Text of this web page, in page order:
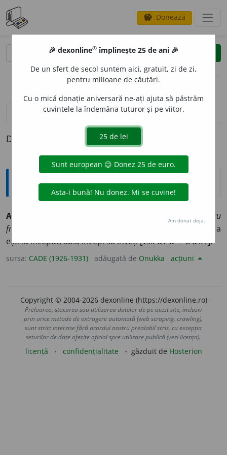
savings Donează
clear
opțiuni
definiții (1)
Definiția cu ID-ul 1334825:
Explicative DEX
AZB
slovele azbuchilor feace cu
fratele său, cu svîntul Chiril
~, abia
ești la început, abia începi să înveți [vsl. azŭ+buki].
sursa: CADE (1926-1931) adăugată de Onukka acțiuni
Copyright © 2004-2026 dexonline (https://dexonline.ro)
Preluarea, stocarea sau utilizarea datelor de pe acest site, inclusiv
prin orice metode de extragere automată (web scraping, crawling),
sunt strict interzise fără acordul nostru prealabil scris, cu excepția
seturilor de date oferite oficial spre utilizare publică (vezi licența).
licență confidențialitate găzduit de Hosterion
🎉 dexonline® împlinește 25 de ani 🎉
De un sfert de secol suntem aici, gratuit, zi de zi,
pentru milioane de căutări.
Cu o mică donație aniversară ne-ați ajuta să păstrăm
cuvintele la îndemâna tuturor și pe viitor.
Am donat deja.